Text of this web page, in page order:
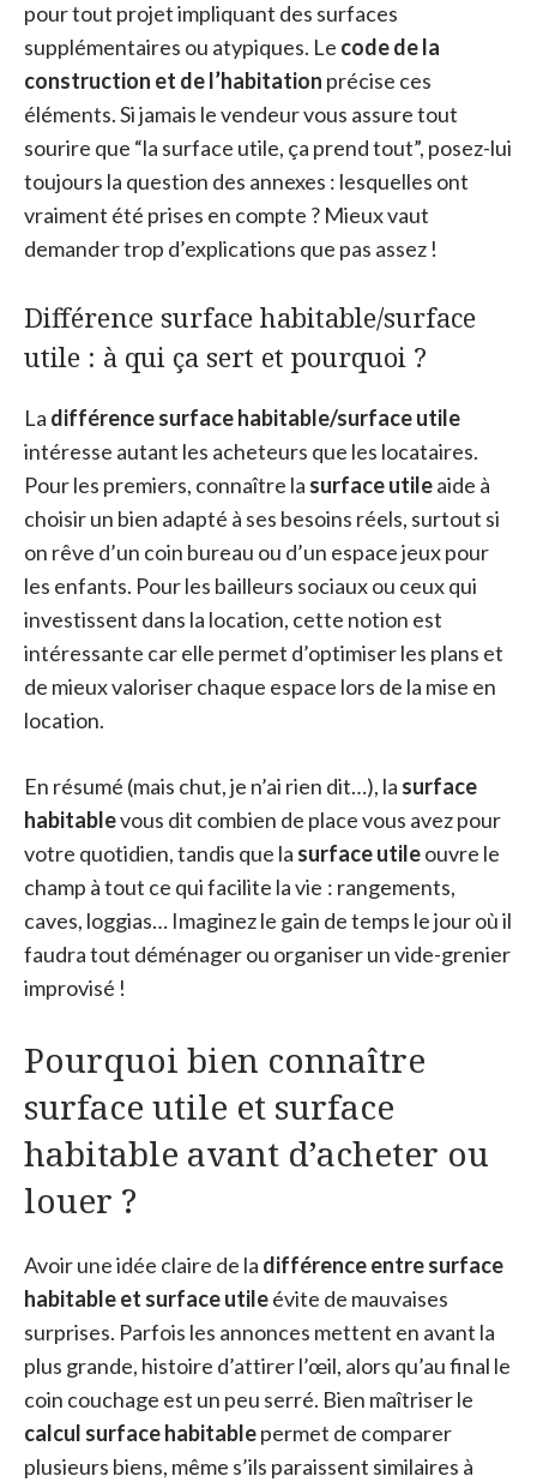
pour tout projet impliquant des surfaces
supplémentaires ou atypiques. Le code de la
construction et de l’habitation précise ces
éléments. Si jamais le vendeur vous assure tout
sourire que “la surface utile, ça prend tout”, posez-lui
toujours la question des annexes : lesquelles ont
vraiment été prises en compte ? Mieux vaut
demander trop d’explications que pas assez !
Différence surface habitable/surface
utile : à qui ça sert et pourquoi ?
La différence surface habitable/surface utile
intéresse autant les acheteurs que les locataires.
Pour les premiers, connaître la surface utileaide à
choisir un bien adapté à ses besoins réels, surtout si
on rêve d’un coin bureau ou d’un espace jeux pour
les enfants. Pour les bailleurs sociaux ou ceux qui
investissent dans la location, cette notion est
intéressante car elle permet d’optimiser les plans et
de mieux valoriser chaque espace lors de la mise en
location.
En résumé (mais chut, je n’ai rien dit…), la surface
habitablevous dit combien de place vous avez pour
votre quotidien, tandis que la surface utileouvre le
champ à tout ce qui facilite la vie : rangements,
caves, loggias… Imaginez le gain de temps le jour où il
faudra tout déménager ou organiser un vide-grenier
improvisé !
Pourquoi bien connaître
surface utile et surface
habitable avant d’acheter ou
louer ?
Avoir une idée claire de la différence entre surface
habitable et surface utileévite de mauvaises
surprises. Parfois les annonces mettent en avant la
plus grande, histoire d’attirer l’œil, alors qu’au final le
coin couchage est un peu serré. Bien maîtriser le
calcul surface habitablepermet de comparer
plusieurs biens, même s’ils paraissent similaires à